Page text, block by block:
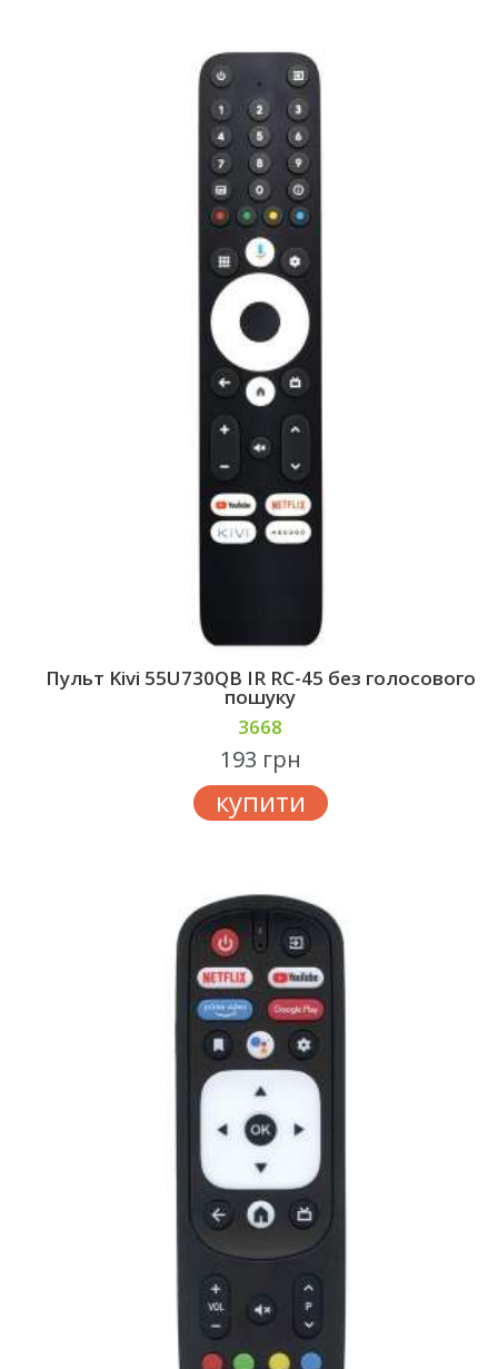
Пульт Kivi 55U730QB IR RC-45 без голосового
пошуку
3668
193 грн
купити